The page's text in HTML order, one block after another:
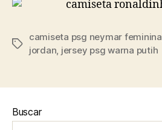
Etiquetas
camiseta psg neymar feminina
jordan, jersey psg warna putih
Buscar